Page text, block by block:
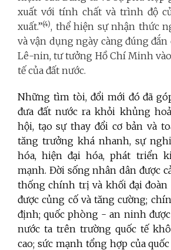
xuất với tính chất và trình độ
xuất.”(4), thể hiện sự nhận thức
và vận dụng ngày càng đúng
Lê-nin, tư tưởng Hồ Chí Minh
tế của đất nước.
Những tìm tòi, đổi mới đó đã
đưa đất nước ra khỏi khủng
hội, tạo sự thay đổi cơ bản và
tăng trưởng khá nhanh, sự
hóa, hiện đại hóa, phát triển
mạnh. Đời sống nhân dân được
thống chính trị và khối đại đoàn
được củng cố và tăng cường;
định; quốc phòng - an ninh
nước ta trên trường quốc tế
cao; sức mạnh tổng hợp của